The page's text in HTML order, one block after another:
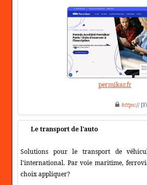
permikar.fr
https://
Le transport de l'auto
Solutions pour le transport de
l'international. Par voie maritime,
choix appliquer?